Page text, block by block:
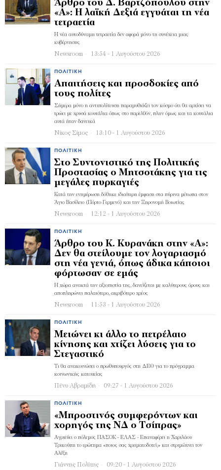
Άρθρο του Δ. Βαρτζόπουλου στην
«Α»: Η λαϊκή Δεξιά εγγυάται τη νέα
τετραετία
Η νέα αυτοδύναμη τετραετία δεν αφορά μόνο τη συνέχεια μιας
κυβέρνησης
Newsroom 13:54 - 1 Αυγούστου 2026
ΠΟΛΙΤΙΚΉ
Απαιτήσεις και προσδοκίες από
τους πολίτες
Σήμερα μόνο η αντιπολίτευση παραμυθιάζει τον κόσμο ότι θα αρχίσει να
τρώει με χρυσά κουτάλια όπως στο παρελθόν, πλην όμως και τα κουτάλια
αυτά ήταν δανεικά
Νίκος Σίμος 13:10 - 1 Αυγούστου 2026
ΠΟΛΙΤΙΚΉ
Στο Συντονιστικό της Πολιτικής
Προστασίας ο Μητσοτάκης για τις
μεγάλες πυρκαγιές
Κατά την ενημέρωση δόθηκε ιδιαίτερη έμφαση στα πύρινα μέτωπα στον
Άγιο Βασίλειο (Πόρτο Γερμενό) και την Ξηρονομή Βοιωτίας
Newsroom 12:12 - 1 Αυγούστου 2026
ΠΟΛΙΤΙΚΉ
Άρθρο του Κ. Κυρανάκη στην «Α»:
Δεν θα στείλουμε τον λογαριασμό
στη νέα γενιά, όπως άδικα κάποιοι
φόρτωσαν σε εμάς
Η χώρα ανακτά την αξιοπιστία της, δανείζεται με καλύτερους όρους και
αποπληρώνει παλαιότερο, ακριβότερο χρέος
Newsroom 11:53 - 1 Αυγούστου 2026
ΠΟΛΙΤΙΚΉ
Μειώνει κι άλλο το πετρέλαιο
κίνησης και χτίζει λύσεις για το
Στεγαστικό
Τι θα ανακοινώσει ο πρωθυπουργός στη ΔΕΘ για το πρόγραμμα
κοινωνικής κατοικίας
Πένυ Αβραμίδη 09:27 - 1 Αυγούστου 2026
ΠΟΛΙΤΙΚΉ
«Μπροστινός συμφερόντων και
χορηγός της ΝΔ ο Τσίπρας»
Αγριεύει ο πόλεμος ΠΑΣΟΚ - ΕΛΑΣ - Επαναφέρει η Χαριλάου
Τρικούπη το ερώτημα «ποιος σας χρηματοδοτεί;» και στριμώχνει τον
Αλέξη
Γιάννης Πολίτης 09:20 - 1 Αυγούστου 2026